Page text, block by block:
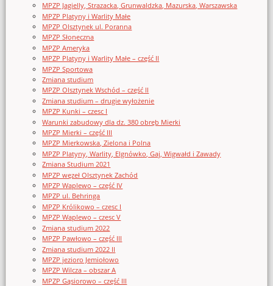
MPZP Jagielly, Strazacka, Grunwaldzka, Mazurska, Warszawska
MPZP Platyny i Warlity Małe
MPZP Olsztynek ul. Poranna
MPZP Słoneczna
MPZP Ameryka
MPZP Platyny i Warlity Małe – część II
MPZP Sportowa
Zmiana studium
MPZP Olsztynek Wschód – część II
Zmiana studium – drugie wyłożenie
MPZP Kunki – czesc I
Warunki zabudowy dla dz. 380 obręb Mierki
MPZP Mierki – część III
MPZP Mierkowska, Zielona i Polna
MPZP Platyny, Warlity, Elgnówko, Gaj, Wigwałd i Zawady
Zmiana Studium 2021
MPZP węzeł Olsztynek Zachód
MPZP Waplewo – część IV
MPZP ul. Behringa
MPZP Królikowo – czesc I
MPZP Waplewo – czesc V
Zmiana studium 2022
MPZP Pawłowo – część III
Zmiana studium 2022 II
MPZP jezioro Jemiołowo
MPZP Wilcza – obszar A
MPZP Gąsiorowo – część III